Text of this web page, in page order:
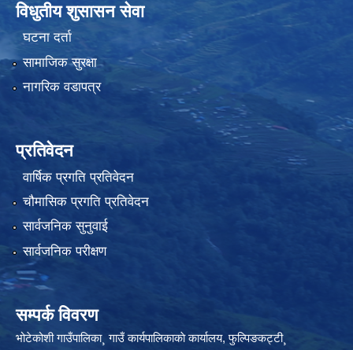
विधुतीय शुसासन सेवा
घटना दर्ता
सामाजिक सुरक्षा
नागरिक वडापत्र
प्रतिवेदन
वार्षिक प्रगति प्रतिवेदन
चौमासिक प्रगति प्रतिवेदन
सार्वजनिक सुनुवाई
सार्वजनिक परीक्षण
सम्पर्क विवरण
भोटेकोशी गाउँपालिका¸ गाउँ कार्यपालिकाकाे कार्यालय, फुल्पिङकट्टी¸